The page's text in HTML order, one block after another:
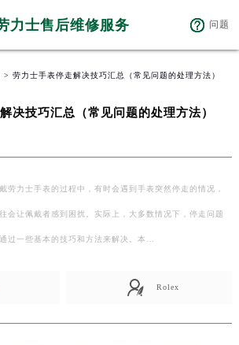
力士售后维修服务 问题
> 劳力士手表停走解决技巧汇总（常见问题的处理方法）
决技巧汇总（常见问题的处理方法）
劳力士手表的过程中，有时会遇到手表突然停走的情况，
会让佩戴者感到困扰。实际上，大多数情况下，停走问题
过一些基本的技巧和方法来解决。本…
Rolex